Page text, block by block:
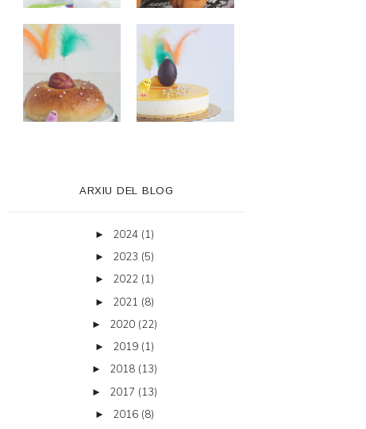
ARXIU DEL BLOG
► 2024 (1)
► 2023 (5)
► 2022 (1)
► 2021 (8)
► 2020 (22)
► 2019 (1)
► 2018 (13)
► 2017 (13)
► 2016 (8)